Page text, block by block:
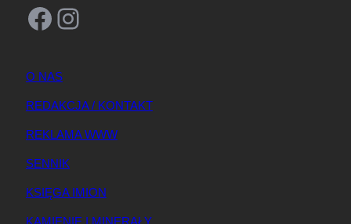
Facebook Instagram
O NAS
REDAKCJA / KONTAKT
REKLAMA WWW
SENNIK
KSIĘGA IMION
KAMIENIE I MINERAŁY